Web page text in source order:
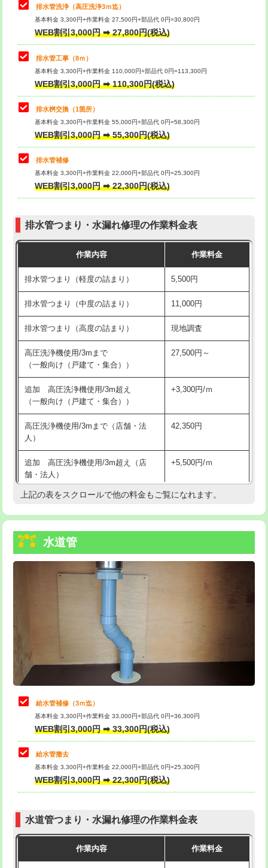
え）
マス交換（土の掘削・埋め戻し作業）
マス交換（深さ50㎝未満）
マス交換（深さ50㎝以上） 66,000円
コンクリート斫り（厚さ10㎝まで）
コンクリート斫り（厚さ10㎝超え）
モルタル補修（厚さ10㎝まで）
モルタル補修（厚さ10㎝超え）
追加人工 16,500円
現場見積
※給水管工事は20mmまでの価格です。
止水・漏水調査・防水処理・清掃・修
理・調整・分解・加工など（重作業）
33,000円
その他部品の脱着
交換・取付（タンク） 22,000円+材料費
交換・取付(単水栓（壁付・デッキ
式）)
交換・取付(混合水栓（壁付・デッキ
式・ワンホール）)
16,500円+材料費
交換・取付(排水栓・排水トラップ
交換・取付（その他部品） 11,000円+材料費
持込商品取付（単水栓） 13,200円
持込商品取付（混合水栓） 16,500円
持込商品取付（浄水器・分岐水栓） 16,500円
給水管工事※（ホール加工) 16,500円
給水管工事※（バンド止め) 3,300円
給水管工事※（支持金具設置)
給水管工事※（保温材使用（バンド止
め込み）)
5,500円
給水管工事※（土の掘削・埋め戻し作
業)
11,000円
給水管工事※（塩ビ管（VP・HI）使
用/3ｍまで)
33,000円
給水管工事※（塩ビ管（VP・HI）使
+8,800円
給水管工事※（ライニング鋼管・銅
管・ポリ管・HT管使用/3ｍまで)
給水管工事※（ライニング鋼管・銅
管・ポリ管・HT管使用/3ｍ超え)
排水管工事（土の掘削・埋め戻し作
11,000円~
排水管工事（排水管工事/3ｍまで） 55,000円
排水管工事（追加 排水管工事/3ｍ超
マス交換（土の掘削・埋め戻し作業）
マス交換（深さ50㎝未満）
マス交換（深さ50㎝以上）
コンクリート斫り（厚さ10㎝まで）
モルタル補修（厚さ10㎝超え） 38,500円
排水管洗浄（高圧洗浄3ｍ迄）
基本料金 3,300円+作業料金 27,500円+部品代 0円=30,800円
WEB割引3,000円 ➡ 27,800円(税込)
排水管工事（8ｍ）
基本料金 3,300円+作業料金 110,000円+部品代 0円=113,300円
WEB割引3,000円 ➡ 110,300円(税込)
排水桝交換（1箇所）
基本料金 3,300円+作業料金 55,000円+部品代 0円=58,300円
WEB割引3,000円 ➡ 55,300円(税込)
排水管補修
基本料金 3,300円+作業料金 22,000円+部品代 0円=25,300円
WEB割引3,000円 ➡ 22,300円(税込)
排水管つまり・水漏れ修理の作業料金表
作業内容 作業料金
排水管つまり（軽度の詰まり） 5,500円
排水管つまり（中度の詰まり） 11,000円
排水管つまり（高度の詰まり） 現地調査
高圧洗浄機使用/3mまで
（一般向け（戸建て・集合））
27,500円～
追加 高圧洗浄機使用/3m超え
（一般向け（戸建て・集合））
+3,300円/ｍ
高圧洗浄機使用/3mまで（店舗・法
人）
42,350円
追加 高圧洗浄機使用/3m超え（店
舗・法人）
+5,500円/ｍ
高度高圧洗浄換 現地調査
トーラー機使用/3mまで
追加トーラー機使用/3m超え
33,000円
8,800円
止水・漏水調査・防水処理・清掃・修
理・調整・分解・加工など（軽作業）
11,000円
止水・漏水調査・防水処理・清掃・修
理・調整・分解・加工など（中作業）
止水・漏水調査・防水処理・清掃・修
理・調整・分解・加工など（重作業）
33,000円
その他部品の脱着
交換・取付（タンク）
式）)
式・ワンホール）)
上記の表をスクロールで他の料金もご覧になれます。
水道管
給水管補修（3ｍ迄）
基本料金 3,300円+作業料金 33,000円+部品代 0円=36,300円
WEB割引3,000円 ➡ 33,300円(税込)
給水管撤去
基本料金 3,300円+作業料金 22,000円+部品代 0円=25,300円
WEB割引3,000円 ➡ 22,300円(税込)
水道管つまり・水漏れ修理の作業料金表
作業内容 作業料金